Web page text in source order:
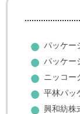
パッケー
パッケー
ニッコー
平林パッ
興和紡株